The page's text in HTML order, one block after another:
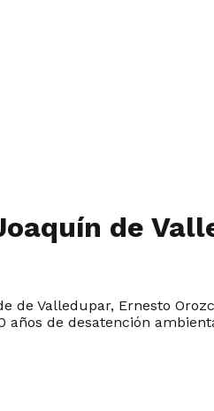
de
de Valledupar, Ernesto
años de desatención